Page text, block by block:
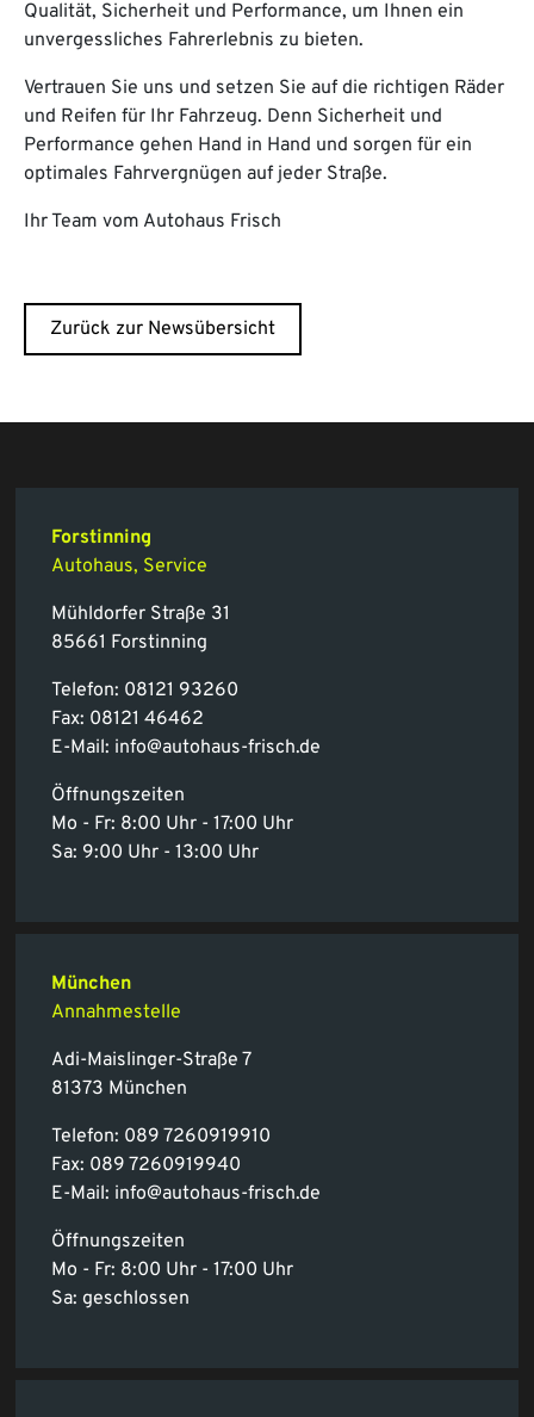
Qualität, Sicherheit und Performance, um Ihnen ein
unvergessliches Fahrerlebnis zu bieten.
Vertrauen Sie uns und setzen Sie auf die richtigen Räder
und Reifen für Ihr Fahrzeug. Denn Sicherheit und
Performance gehen Hand in Hand und sorgen für ein
optimales Fahrvergnügen auf jeder Straße.
Ihr Team vom Autohaus Frisch
Zurück zur Newsübersicht
Forstinning
Autohaus, Service
Mühldorfer Straße 31
85661 Forstinning
Telefon: 08121 93260
Fax: 08121 46462
E-Mail: info@autohaus-frisch.de
Öffnungszeiten
Mo - Fr: 8:00 Uhr - 17:00 Uhr
Sa: 9:00 Uhr - 13:00 Uhr
München
Annahmestelle
Adi-Maislinger-Straße 7
81373 München
Telefon: 089 7260919910
Fax: 089 7260919940
E-Mail: info@autohaus-frisch.de
Öffnungszeiten
Mo - Fr: 8:00 Uhr - 17:00 Uhr
Sa: geschlossen